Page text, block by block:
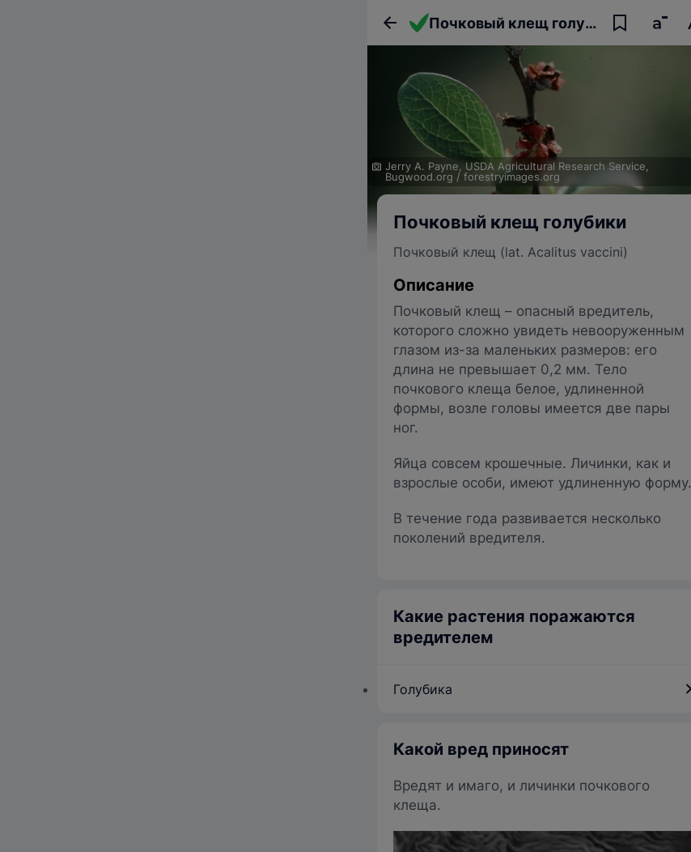
Почковый клещ голубики
Jerry A. Payne, USDA Agricultural Research Service,
Bugwood.org / forestryimages.org
Почковый клещ голубики
Почковый клещ (lat. Acalitus vaccini)
Описание
Почковый клещ – опасный вредитель,
которого сложно увидеть невооруженным
глазом из-за маленьких размеров: его
длина не превышает 0,2 мм. Тело
почкового клеща белое, удлиненной
формы, возле головы имеется две пары
ног.
Яйца совсем крошечные. Личинки, как и
взрослые особи, имеют удлиненную форму.
В течение года развивается несколько
поколений вредителя.
Какие растения поражаются
вредителем
Голубика
Какой вред приносят
Вредят и имаго, и личинки почкового
клеща.